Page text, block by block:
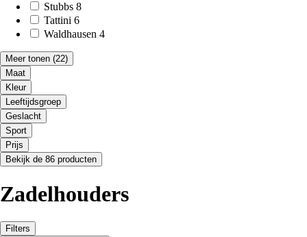
Stubbs 8
Tattini 6
Waldhausen 4
Meer tonen (22)
Maat
Kleur
Leeftijdsgroep
Geslacht
Sport
Prijs
Bekijk de 86 producten
Zadelhouders
Filters